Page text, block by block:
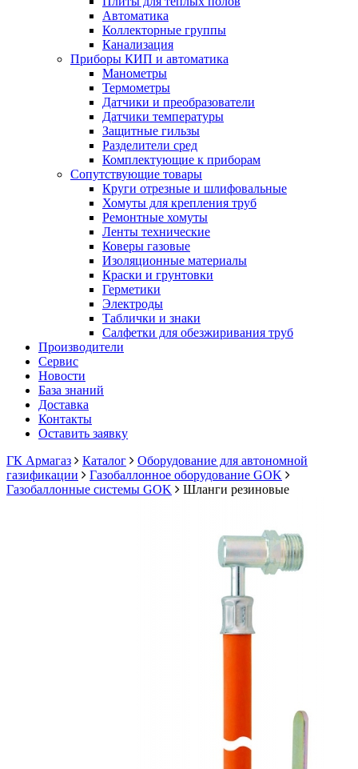
Автоматика
Коллекторные группы
Канализация
Приборы КИП и автоматика
Манометры
Термометры
Датчики и преобразователи
Датчики температуры
Защитные гильзы
Разделители сред
Комплектующие к приборам
Сопутствующие товары
Круги отрезные и шлифовальные
Хомуты для крепления труб
Ремонтные хомуты
Ленты технические
Коверы газовые
Изоляционные материалы
Краски и грунтовки
Герметики
Электроды
Таблички и знаки
Салфетки для обезжиривания труб
Производители
Сервис
Новости
База знаний
Доставка
Контакты
Оставить заявку
ГК Армагаз
Каталог
Оборудование для автономной
газификации
Газобаллонное оборудование GOK
Газобаллонные системы GOK
Шланги резиновые